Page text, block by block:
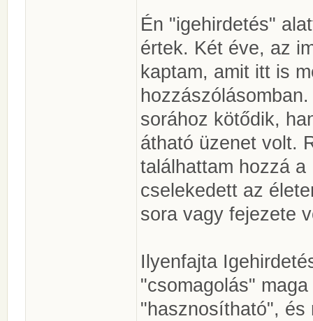
Én "igehirdetés"
értek. Két éve, az
kaptam, amit itt is
sorához kötődik,
átható üzenet volt.
találhattam hozzá
cselekedett az
sora vagy fejezete
Ilyenfajta
"csomagolás"
"hasznosítható", és